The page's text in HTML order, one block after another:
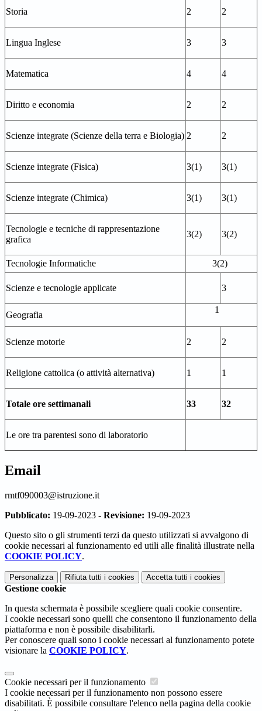
Storia 2 2
Lingua Inglese 3 3
Matematica 4 4
Diritto e economia 2 2
Scienze integrate (Scienze della terra e Biologia) 2 2
Scienze integrate (Fisica) 3(1) 3(1)
Scienze integrate (Chimica) 3(1) 3(1)
Tecnologie e tecniche di rappresentazione
grafica
3(2) 3(2)
Tecnologie Informatiche 3(2)
Scienze e tecnologie applicate 3
Geografia
1
Scienze motorie 2 2
Religione cattolica (o attività alternativa) 1 1
Totale ore settimanali 33 32
Le ore tra parentesi sono di laboratorio
Email
rmtf090003@istruzione.it
Pubblicato: 19-09-2023 - Revisione: 19-09-2023
Questo sito o gli strumenti terzi da questo utilizzati si avvalgono di
cookie necessari al funzionamento ed utili alle finalità illustrate nella
COOKIE POLICY.
Personalizza Rifiuta tutti i cookies Accetta tutti i cookies
Gestione cookie
In questa schermata è possibile scegliere quali cookie consentire.
I cookie necessari sono quelli che consentono il funzionamento della
piattaforma e non è possibile disabilitarli.
Per conoscere quali sono i cookie necessari al funzionamento potete
visionare la COOKIE POLICY.
Cookie necessari per il funzionamento
I cookie necessari per il funzionamento non possono essere
disabilitati. È possibile consultare l'elenco nella pagina della cookie